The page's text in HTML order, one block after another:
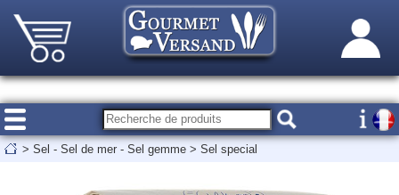
> Sel - Sel de mer - Sel gemme > Sel special